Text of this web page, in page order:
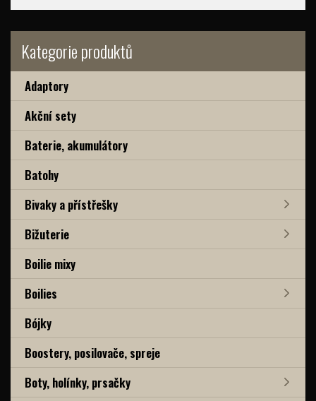
Kategorie produktů
Adaptory
Akční sety
Baterie, akumulátory
Batohy
Bivaky a přístřešky
Bižuterie
Boilie mixy
Boilies
Bójky
Boostery, posilovače, spreje
Boty, holínky, prsačky